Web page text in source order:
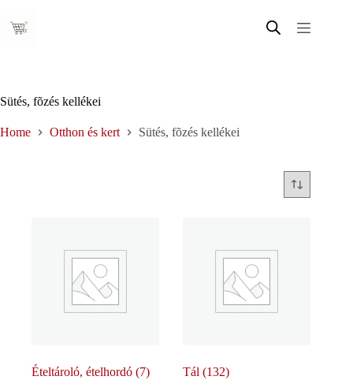
content
Sütés, fõzés kellékei
Home Otthon és kert Sütés, fõzés kellékei
Ételtároló, ételhordó (7) Tál(132)